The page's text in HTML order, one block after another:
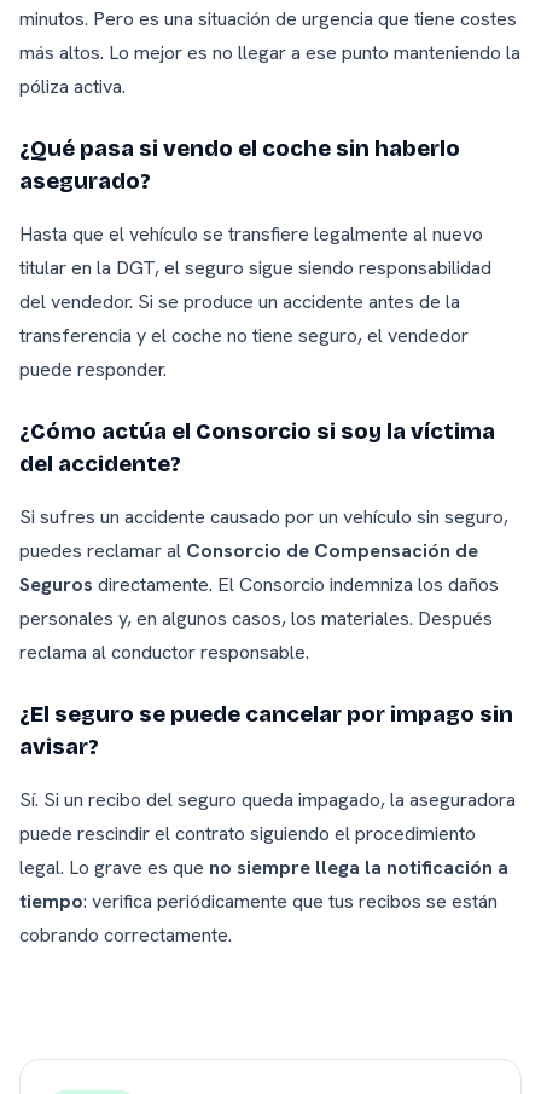
minutos. Pero es una situación de urgencia que tiene costes
más altos. Lo mejor es no llegar a ese punto manteniendo la
póliza activa.
¿Qué pasa si vendo el coche sin haberlo
asegurado?
Hasta que el vehículo se transfiere legalmente al nuevo
titular en la DGT, el seguro sigue siendo responsabilidad
del vendedor. Si se produce un accidente antes de la
transferencia y el coche no tiene seguro, el vendedor
puede responder.
¿Cómo actúa el Consorcio si soy la víctima
del accidente?
Si sufres un accidente causado por un vehículo sin seguro,
puedes reclamar al Consorcio de Compensación de
Seguros directamente. El Consorcio indemniza los daños
personales y, en algunos casos, los materiales. Después
reclama al conductor responsable.
¿El seguro se puede cancelar por impago sin
avisar?
Sí. Si un recibo del seguro queda impagado, la aseguradora
puede rescindir el contrato siguiendo el procedimiento
legal. Lo grave es que no siempre llega la notificación a
tiempo: verifica periódicamente que tus recibos se están
cobrando correctamente.